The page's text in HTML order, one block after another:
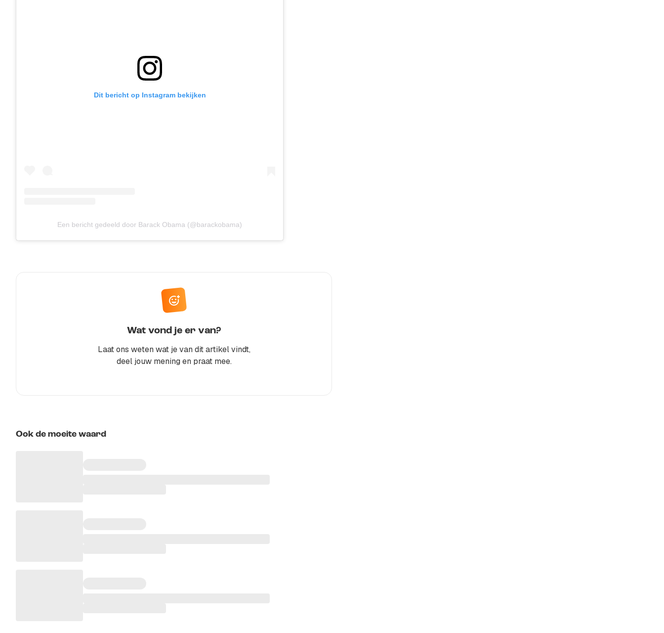
Dit bericht op Instagram bekijken
Een bericht gedeeld door Barack Obama (@barackobama)
Wat vond je er van?
Laat ons weten wat je van dit artikel vindt,
deel jouw mening en praat mee.
Ook de moeite waard